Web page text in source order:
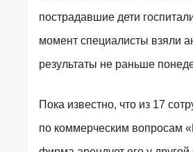
пострадавшие дети
момент специалисты взяли
результаты не раньше
Пока известно, что из 17
по коммерческим вопросам